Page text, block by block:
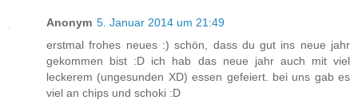
Anonym 5. Januar 2014 um 21:49
erstmal frohes neues :) schön, dass du gut ins neue jahr
gekommen bist :D ich hab das neue jahr auch mit viel
leckerem (ungesunden XD) essen gefeiert. bei uns gab es
viel an chips und schoki :D